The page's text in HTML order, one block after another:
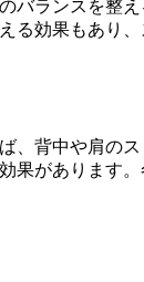
ランスを整
効果もあり
背中や肩の
があります